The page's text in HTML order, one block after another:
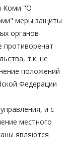
Коми "О
меры защиты
органов
противоречат
т.к. не
положений
Федерации
и с
местного
являются